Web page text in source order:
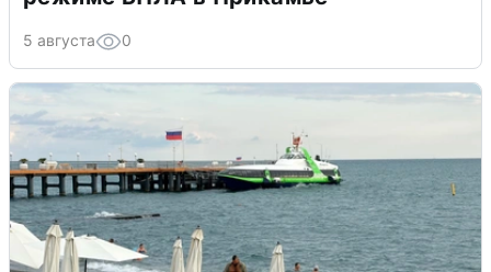
5 августа 0